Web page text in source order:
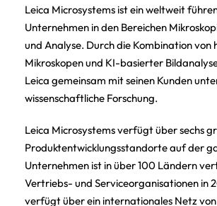
Leica Microsystems ist ein weltweit
Unternehmen in den Bereichen
und Analyse. Durch die Kombination von
Mikroskopen und KI-basierter
Leica gemeinsam mit seinen Kunden
wissenschaftliche Forschung.
Leica Microsystems verfügt über sechs
Produktentwicklungsstandorte auf der
Unternehmen ist in über 100 Ländern
Vertriebs- und Serviceorganisationen in
verfügt über ein internationales Netz von